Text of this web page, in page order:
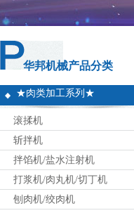
华邦机械产品分类
★肉类加工系列★
滚揉机
斩拌机
拌馅机/盐水注射机
打浆机/肉丸机/切丁机
刨肉机/绞肉机